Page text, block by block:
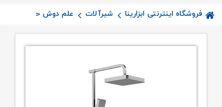
فروشگاه اینترنتی ابزارینا شیرآلات علم دوش حمام (علم